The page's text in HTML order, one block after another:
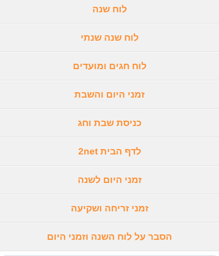
לוח שנה
לוח שנה שנתי
לוח חגים ומועדים
זמני היום והשבת
כניסת שבת וחג
לדף הבית 2net
זמני היום לשנה
זמני זריחה ושקיעה
הסבר על לוח השנה וזמני היום